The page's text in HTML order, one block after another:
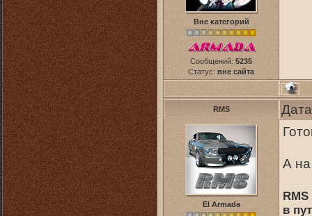
Вне категорий
Сообщений: 5235
Статус: вне сайта
RMS
El Armada
А
в